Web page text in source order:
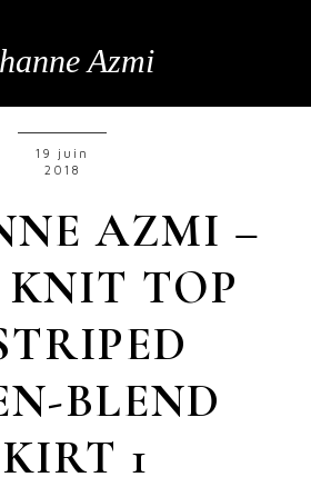
Azmi
19 juin
2018
AZMI –
KNIT TOP
BLEND
1